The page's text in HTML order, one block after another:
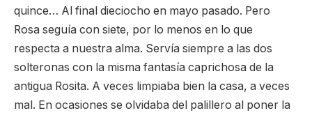
quince… Al final dieciocho en mayo pasado. Pero
Rosa seguía con siete, por lo menos en lo que
respecta a nuestra alma. Servía siempre a las dos
solteronas con la misma fantasía caprichosa de la
antigua Rosita. A veces limpiaba bien la casa, a veces
mal. En ocasiones se olvidaba del palillero al poner la